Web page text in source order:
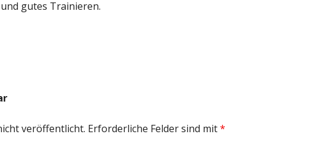
gutes Trainieren.
veröffentlicht. Erforderliche Felder sind mit*